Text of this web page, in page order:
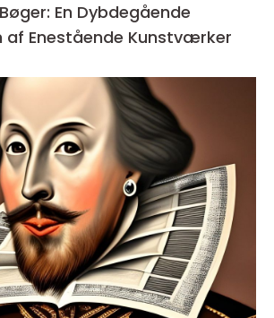
En Dybdegående
Enestående Kunstværker